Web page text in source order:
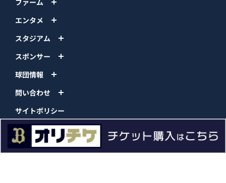
エンタメ
スタジアム
スポンサー
球団情報
問い合わせ
サイトポリシー
プロパティ規定
プライバシーポリシー